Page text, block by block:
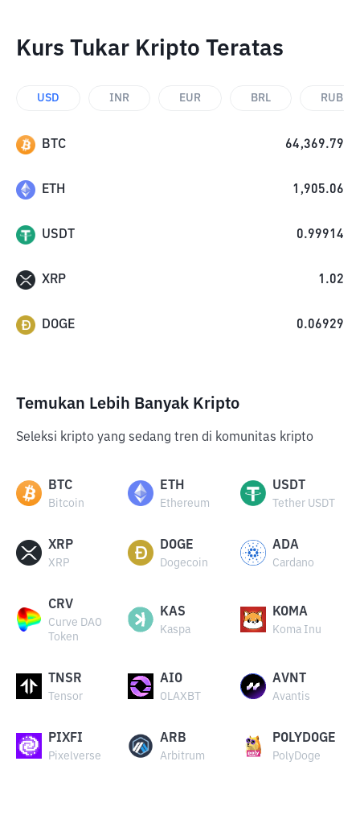
Kurs Tukar Kripto Teratas
USD INR EUR BRL RUB
BTC 64,369.79
ETH 1,905.06
USDT 0.99914
XRP 1.02
DOGE 0.06929
Temukan Lebih Banyak Kripto
Seleksi kripto yang sedang tren di komunitas kripto
BTC
Bitcoin
ETH
Ethereum
USDT
Tether USDT
XRP
XRP
DOGE
Dogecoin
ADA
Cardano
CRV
Curve DAO
Token
KAS
Kaspa
KOMA
Koma Inu
TNSR
Tensor
AIO
OLAXBT
AVNT
Avantis
PIXFI
Pixelverse
ARB
Arbitrum
POLYDOGE
PolyDoge